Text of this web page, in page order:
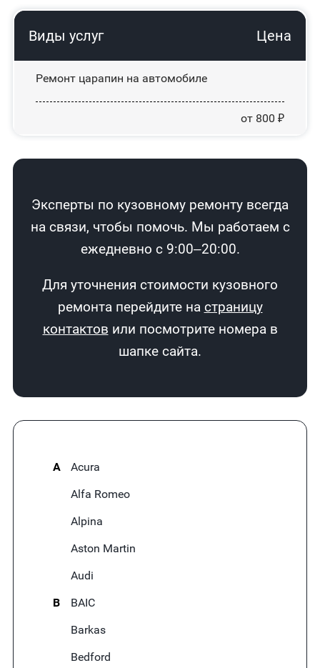
Виды услуг Цена
Ремонт царапин на автомобиле
от 800 ₽
Эксперты по кузовному ремонту всегда
на связи, чтобы помочь. Мы работаем с
ежедневно с 9:00–20:00.
Для уточнения стоимости кузовного
ремонта перейдите на страницу
контактов или посмотрите номера в
шапке сайта.
A
Acura
Alfa Romeo
Alpina
Aston Martin
Audi
B
BAIC
Barkas
Bedford